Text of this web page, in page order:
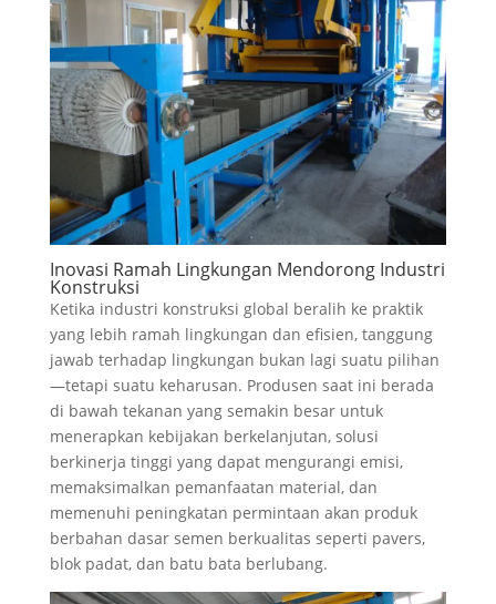
Inovasi Ramah Lingkungan Mendorong Industri
Konstruksi
Ketika industri konstruksi global beralih ke praktik
yang lebih ramah lingkungan dan efisien, tanggung
jawab terhadap lingkungan bukan lagi suatu pilihan
—tetapi suatu keharusan. Produsen saat ini berada
di bawah tekanan yang semakin besar untuk
menerapkan kebijakan berkelanjutan, solusi
berkinerja tinggi yang dapat mengurangi emisi,
memaksimalkan pemanfaatan material, dan
memenuhi peningkatan permintaan akan produk
berbahan dasar semen berkualitas seperti pavers,
blok padat, dan batu bata berlubang.